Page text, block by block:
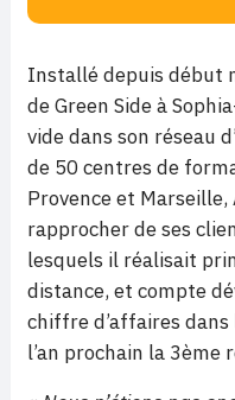
Installé depuis début
de Green Side à
vide dans son réseau
de 50 centres de
Provence et
rapprocher de ses
lesquels il réalisait
distance, et compte
chiffre d’affaires
l’an prochain la 3ème